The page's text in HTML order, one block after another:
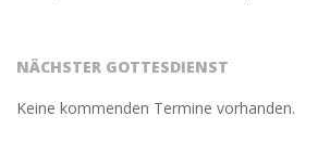
NÄCHSTER GOTTESDIENST
Keine kommenden Termine vorhanden.